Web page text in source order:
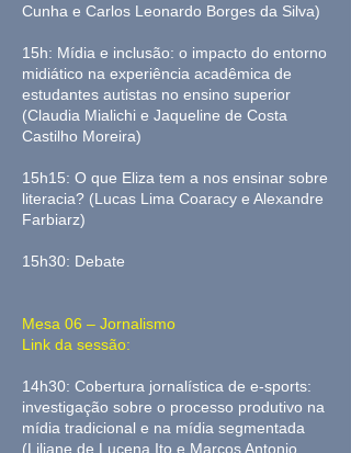
Cunha e Carlos Leonardo Borges da Silva)
15h: Mídia e inclusão: o impacto do entorno
midiático na experiência acadêmica de
estudantes autistas no ensino superior
(Claudia Mialichi e Jaqueline de Costa
Castilho Moreira)
15h15: O que Eliza tem a nos ensinar sobre
literacia? (Lucas Lima Coaracy e Alexandre
Farbiarz)
15h30: Debate
Mesa 06 – Jornalismo
Link da sessão:
14h30: Cobertura jornalística de e-sports:
investigação sobre o processo produtivo na
mídia tradicional e na mídia segmentada
(Liliane de Lucena Ito e Marcos Antonio